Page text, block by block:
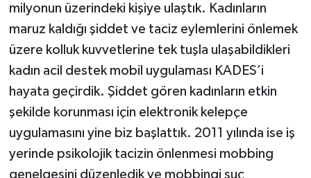
milyonun üzerindeki kişiye ulaştık. Kadınların
maruz kaldığı şiddet ve taciz eylemlerini önlemek
üzere kolluk kuvvetlerine tek tuşla ulaşabildikleri
kadın acil destek mobil uygulaması KADES’i
hayata geçirdik. Şiddet gören kadınların etkin
şekilde korunması için elektronik kelepçe
uygulamasını yine biz başlattık. 2011 yılında ise iş
yerinde psikolojik tacizin önlenmesi mobbing
genelgesini düzenledik ve mobbingi suç